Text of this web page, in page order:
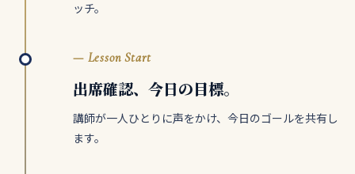
ッチ。
— Lesson Start
出席確認、今日の目標。
講師が一人ひとりに声をかけ、今日のゴールを共有し
ます。